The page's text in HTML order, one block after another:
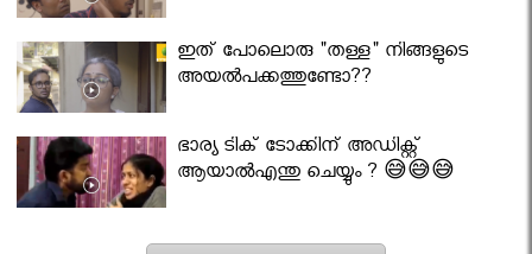
ഇത് പോലൊരു "തള്ള" നിങ്ങളുടെ
അയല്‍പക്കത്തുണ്ടോ??
ഭാര്യ ടിക് ടോക്കിന് അഡിക്റ്റ്
ആയാൽഎന്തു ചെയ്യും ? 😅😅😅